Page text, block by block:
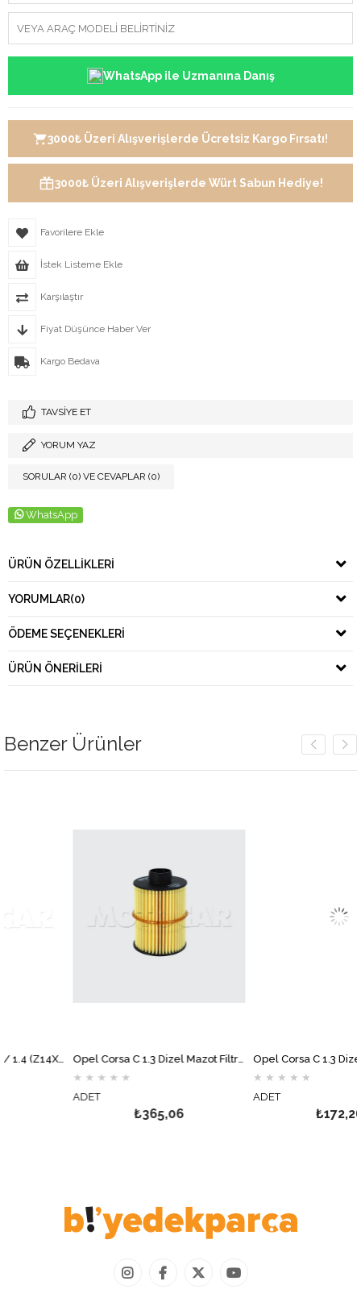
WhatsApp ile Uzmanına Danış
3000₺ Üzeri Alışverişlerde Ücretsiz Kargo Fırsatı!
3000₺ Üzeri Alışverişlerde Würt Sabun Hediye!
Favorilere Ekle
İstek Listeme Ekle
Karşılaştır
Fiyat Düşünce Haber Ver
Kargo Bedava
TAVSIYE ET
YORUM YAZ
SORULAR (0) VE CEVAPLAR (0)
WhatsApp
ÜRÜN ÖZELLIKLERI
YORUMLAR(0)
ÖDEME SEÇENEKLERI
ÜRÜN ÖNERILERI
Benzer Ürünler
Opel Corsa C 1.0 / 1.2 / 1.4 (Z14XE Hariç) Yağ Filtresi MOTOCAR
Opel Corsa C 1.3 Dizel Mazot Filtresi MOTOCAR
★ ★ ★
ADET
₺365,06
★ ★ ★
ADET
₺172,26